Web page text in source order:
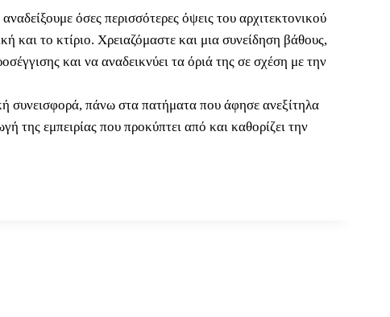
όσες περισσότερες όψεις του αρχιτεκτονικού
και το κτίριο. Χρειαζόμαστε και μια συνείδηση βάθους,
και να αναδεικνύει τα όριά της σε σχέση με την
συνεισφορά, πάνω στα πατήματα που άφησε ανεξίτηλα
της εμπειρίας που προκύπτει από και καθορίζει την